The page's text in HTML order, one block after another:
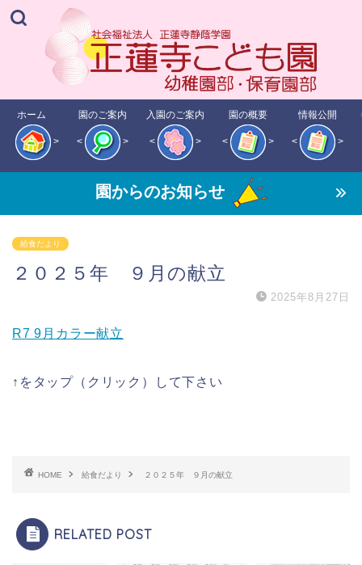
ホーム
>
園のご案内
< >
入園のご案内
< >
園の概要
< >
情報公開
< >
園からのお知らせ
給食だより
２０２５年 ９月の献立
2025年8月27日
R7 9月カラー献立
↑をタップ（クリック）して下さい
HOME 給食だより ２０２５年 ９月の献立
RELATED POST